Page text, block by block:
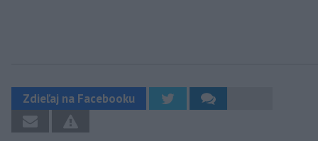
Zdieľaj na Facebooku